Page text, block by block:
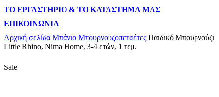
ΤΟ ΕΡΓΑΣΤΗΡΙΟ & ΤΟ ΚΑΤΑΣΤΗΜΑ ΜΑΣ
ΕΠΙΚΟΙΝΩΝΙΑ
Αρχική σελίδα Μπάνιο Μπουρνουζοπετσέτες Παιδικό Μπουρνούζι
Little Rhino, Nima Home, 3-4 ετών, 1 τεμ.
Sale